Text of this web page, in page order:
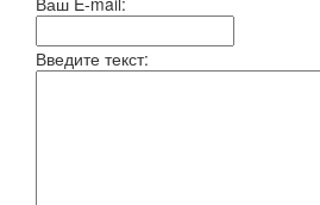
Введите текст: